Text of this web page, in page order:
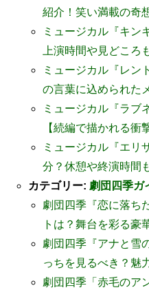
紹介！笑い満載の奇
ミュージカル『キン
上演時間や見どころ
ミュージカル『レン
の言葉に込められた
ミュージカル『ラブ
【続編で描かれる衝
ミュージカル『エリ
分？休憩や終演時間
カテゴリー: 劇団四季ガ
劇団四季『恋に落ち
トは？舞台を彩る豪
劇団四季『アナと雪
っちを見るべき？魅
劇団四季「赤毛のア